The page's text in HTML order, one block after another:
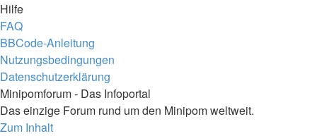
Hilfe
FAQ
BBCode-Anleitung
Nutzungsbedingungen
Datenschutzerklärung
Minipomforum - Das Infoportal
Das einzige Forum rund um den Minipom weltweit.
Zum Inhalt